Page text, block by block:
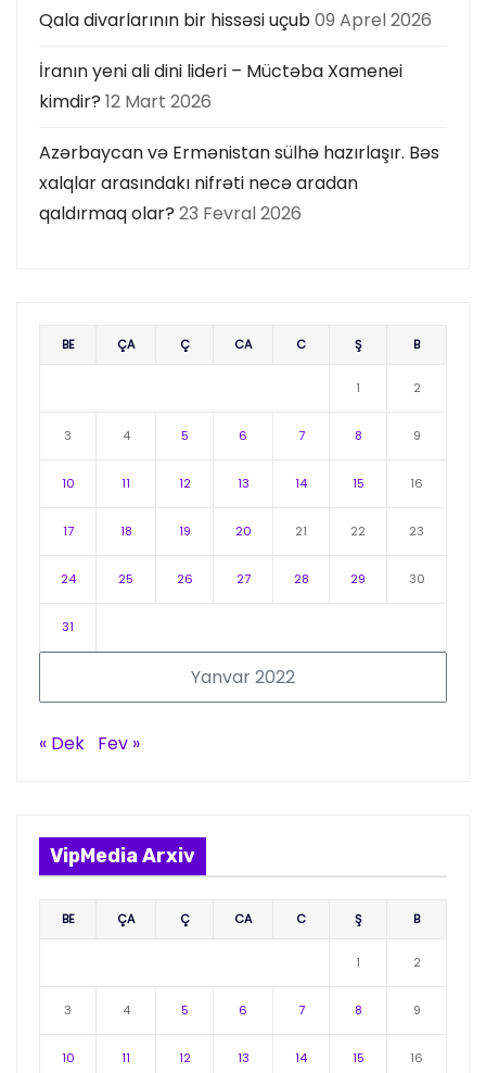
Qala divarlarının bir hissəsi uçub09 Aprel 2026
İranın yeni ali dini lideri – Müctəba Xamenei
kimdir? 12 Mart 2026
Azərbaycan və Ermənistan sülhə hazırlaşır. Bəs
xalqlar arasındakı nifrəti necə aradan
qaldırmaq olar? 23 Fevral 2026
Yanvar 2022
BE ÇA Ç CA C Ş B
1 2
3 4 5 6 7 8 9
10 11 12 13 14 15 16
17 18 19 20 21 22 23
24 25 26 27 28 29 30
31
« Dek Fev »
VipMedia Arxiv
BE ÇA Ç CA C Ş B
1 2
3 4 5 6 7 8 9
10 11 12 13 14 15 16